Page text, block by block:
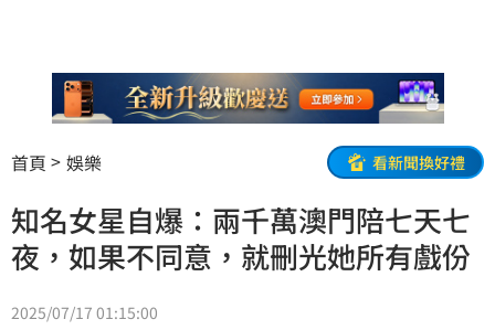
首頁 娛樂 看新聞換好禮
知名女星自爆：兩千萬澳門陪七天七
夜，如果不同意，就刪光她所有戲份
2025/07/17 01:15:00